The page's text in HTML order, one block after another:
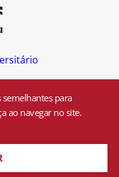
reservados
para
ao navegar no site.